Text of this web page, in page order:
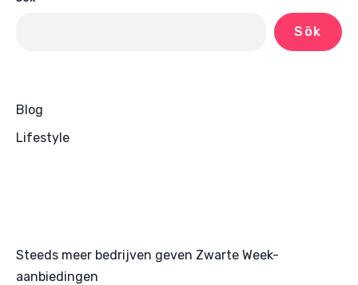
Sök
Blog
Lifestyle
Steeds meer bedrijven geven Zwarte Week-
aanbiedingen